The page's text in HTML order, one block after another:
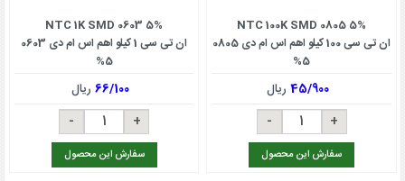
NTC 100K SMD 0805 5%
ان تی سی 100 کیلو اهم اس ام دی 0805
5%
45/900ریال
سفارش این محصول
NTC 1K SMD 0603 5%
ان تی سی 1 کیلو اهم اس ام دی 0603
5%
66/100ریال
سفارش این محصول